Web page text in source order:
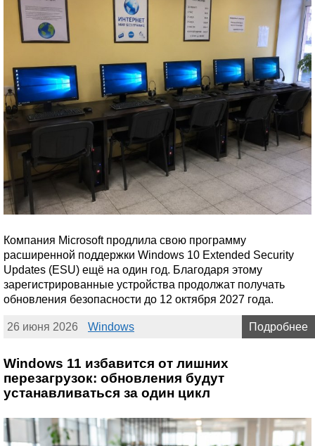
Компания Microsoft продлила свою программу
расширенной поддержки Windows 10 Extended Security
Updates (ESU) ещё на один год. Благодаря этому
зарегистрированные устройства продолжат получать
обновления безопасности до 12 октября 2027 года.
26 июня 2026 Windows Подробнее
Windows 11 избавится от лишних
перезагрузок: обновления будут
устанавливаться за один цикл